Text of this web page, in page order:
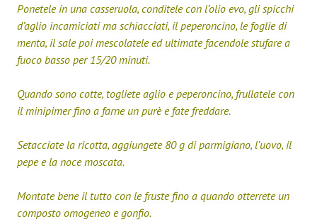
Ponetele in una casseruola, conditele con l’olio evo, gli spicchi
d’aglio incamiciati ma schiacciati, il peperoncino, le foglie di
menta, il sale poi mescolatele ed ultimate facendole stufare a
fuoco basso per 15/20 minuti.
Quando sono cotte, togliete aglio e peperoncino, frullatele con
il minipimer fino a farne un purè e fate freddare.
Setacciate la ricotta, aggiungete 80 g di parmigiano, l’uovo, il
pepe e la noce moscata.
Montate bene il tutto con le fruste fino a quando otterrete un
composto omogeneo e gonfio.